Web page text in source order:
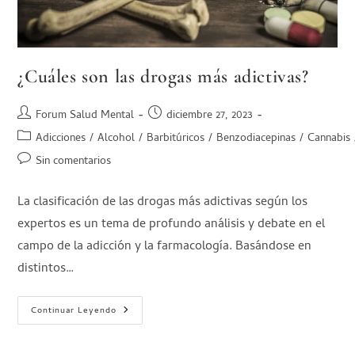
¿Cuáles son las drogas más adictivas?
Forum Salud Mental
diciembre 27, 2023
Adicciones / Alcohol / Barbitúricos / Benzodiacepinas / Cannabis
Sin comentarios
La clasificación de las drogas más adictivas según los
expertos es un tema de profundo análisis y debate en el
campo de la adicción y la farmacología. Basándose en
distintos…
Continuar Leyendo